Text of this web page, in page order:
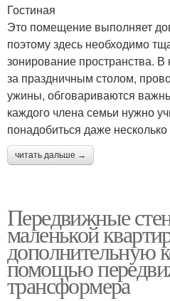
Гостиная
Это помещение выполняет
поэтому здесь необходимо
зонирование пространства. В
за праздничным столом,
ужины, обговариваются
каждого члена семьи нужно
понадобиться даже
читать дальше →
Передвижные
маленькой
дополнительную
помощью
трансформера